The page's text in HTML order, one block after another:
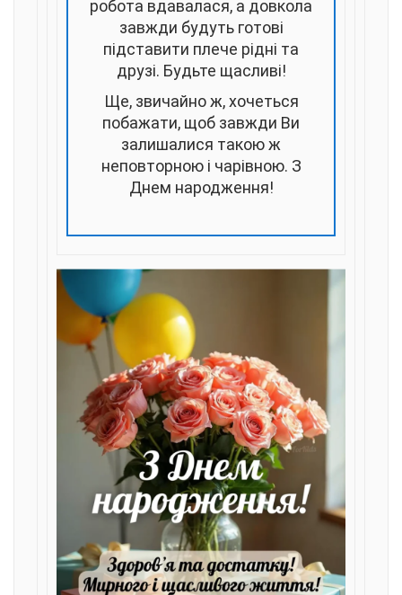
робота вдавалася, а довкола
завжди будуть готові
підставити плече рідні та
друзі. Будьте щасливі!
Ще, звичайно ж, хочеться
побажати, щоб завжди Ви
залишалися такою ж
неповторною і чарівною. З
Днем народження!